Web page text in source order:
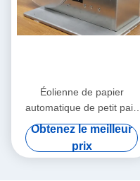
Éolienne de papier
automatique de petit pain
d'éolienne de bande
Obtenez le meilleur
prix